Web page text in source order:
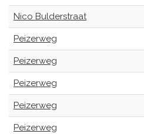
Nico Bulderstraat
Peizerweg
Peizerweg
Peizerweg
Peizerweg
Peizerweg